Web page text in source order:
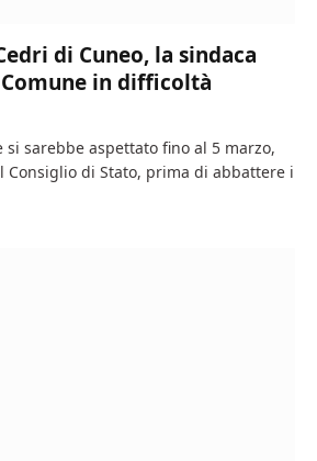
di Cuneo, la sindaca
in difficoltà
sarebbe aspettato fino al 5 marzo,
Consiglio di Stato, prima di abbattere i